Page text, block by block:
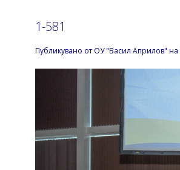
1-581
Публикувано от ОУ "Васил Априлов" на